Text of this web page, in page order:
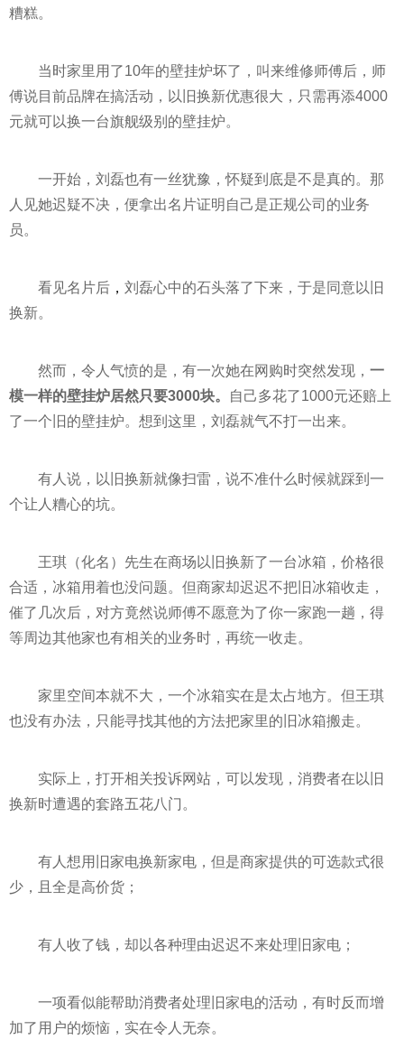
糟糕。
当时家里用了10年的壁挂炉坏了，叫来维修师傅后，师
傅说目前品牌在搞活动，以旧换新优惠很大，只需再添4000
元就可以换一台旗舰级别的壁挂炉。
一开始，刘磊也有一丝犹豫，怀疑到底是不是真的。那
人见她迟疑不决，便拿出名片证明自己是正规公司的业务
员。
看见名片后 ， 刘磊心中的石头落了下来，于是同意以旧
换新。
然而，令人气愤的是，有一次她在网购时突然发现， 一
模一样的壁挂炉居然只要3000块。
自己多花了1000元还赔上
了一个旧的壁挂炉。想到这里，刘磊就气不打一出来。
有人说，以旧换新就像扫雷，说不准什么时候就踩到一
个让人糟心的坑。
王琪（化名）先生在商场以旧换新了一台冰箱，价格很
合适，冰箱用着也没问题。但商家却迟迟不把旧冰箱收走，
催了几次后，对方竟然说师傅不愿意为了你一家跑一趟，得
等周边其他家也有相关的业务时，再统一收走。
家里空间本就不大，一个冰箱实在是太占地方。但王琪
也没有办法，只能寻找其他的方法把家里的旧冰箱搬走。
实际上，打开相关投诉网站，可以发现，消费者在以旧
换新时遭遇的套路五花八门。
有人想用旧家电换新家电，但是商家提供的可选款式很
少，且全是高价货；
有人收了钱，却以各种理由迟迟不来处理旧家电；
一项看似能帮助消费者处理旧家电的活动，有时反而增
加了用户的烦恼，实在令人无奈。